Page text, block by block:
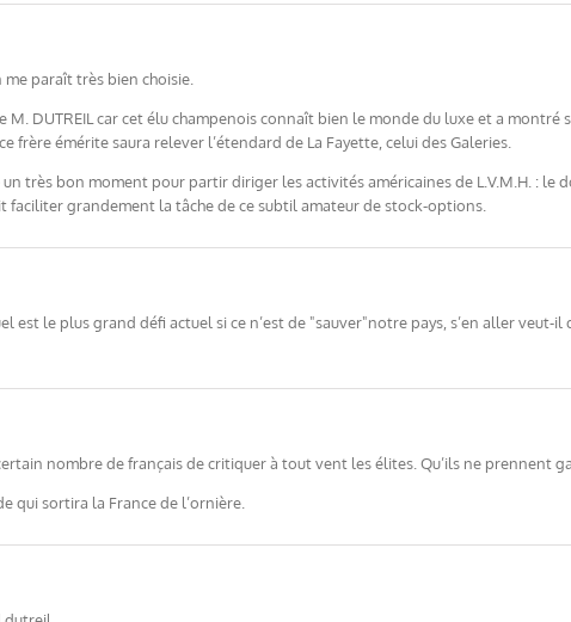
paraît très bien choisie.
M. DUTREIL car cet élu champenois connaît bien le monde du luxe et a
frère émérite saura relever l’étendard de La Fayette, celui des Galeries.
un très bon moment pour partir diriger les activités américaines de L.V.M.H. :
grandement la tâche de ce subtil amateur de stock-options.
est le plus grand défi actuel si ce n’est de "sauver"notre pays, s’en aller veut-
nombre de français de critiquer à tout vent les élites. Qu’ils ne prennent
qui sortira la France de l’ornière.